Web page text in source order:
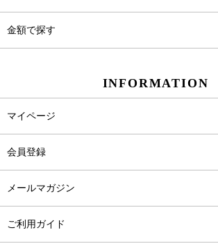
金額で探す
INFORMATION
マイページ
会員登録
メールマガジン
ご利用ガイド